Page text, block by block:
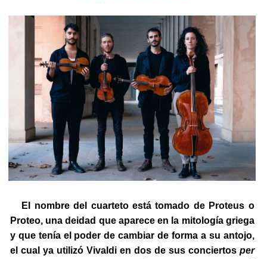
El nombre del cuarteto está tomado de Proteus o
Proteo, una deidad que aparece en la mitología griega
y que tenía el poder de cambiar de forma a su antojo,
el cual ya utilizó Vivaldi en dos de sus conciertos per